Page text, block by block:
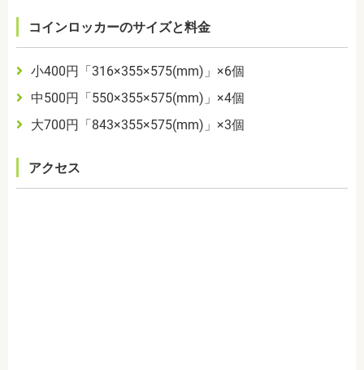
コインロッカーのサイズと料金
小400円「316×355×575(mm)」×6個
中500円「550×355×575(mm)」×4個
大700円「843×355×575(mm)」×3個
アクセス